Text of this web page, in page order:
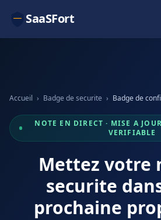
SaaSFort
Accueil › Badge de securite › Badge de
NOTE EN DIRECT · MISE A
VERIFIABLE
Mettez votre
securite
prochaine